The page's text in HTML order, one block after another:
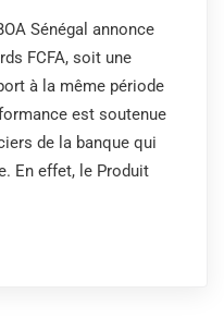
Sénégal annonce
FCFA, soit une
à la même période
est soutenue
de la banque qui
En effet, le Produit